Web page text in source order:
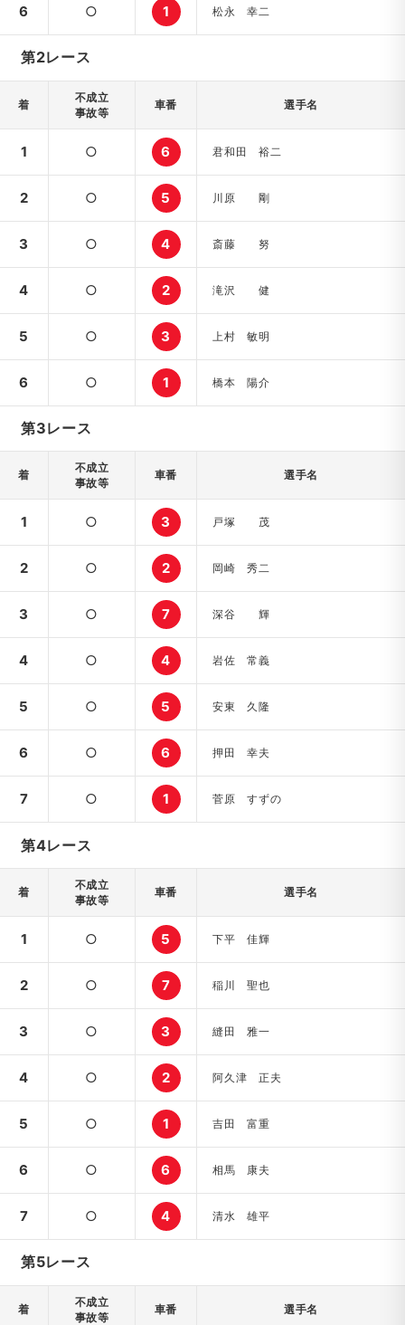
6 ○ 1 松永 幸二
第2レース
着
不成立
事故等
車番 選手名
1 ○ 6 君和田 裕二
2 ○ 5 川原 剛
3 ○ 4 斎藤 努
4 ○ 2 滝沢 健
5 ○ 3 上村 敏明
6 ○ 1 橋本 陽介
第3レース
着
不成立
事故等
車番 選手名
1 ○ 3 戸塚 茂
2 ○ 2 岡崎 秀二
3 ○ 7 深谷 輝
4 ○ 4 岩佐 常義
5 ○ 5 安東 久隆
6 ○ 6 押田 幸夫
7 ○ 1 菅原 すずの
第4レース
着
不成立
事故等
車番 選手名
1 ○ 5 下平 佳輝
2 ○ 7 稲川 聖也
3 ○ 3 縫田 雅一
4 ○ 2 阿久津 正夫
5 ○ 1 吉田 富重
6 ○ 6 相馬 康夫
7 ○ 4 清水 雄平
第5レース
着
不成立
事故等
車番 選手名